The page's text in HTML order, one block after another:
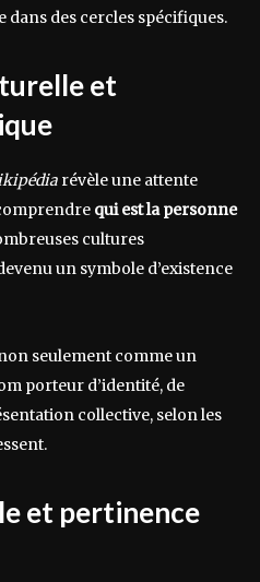
des cercles spécifiques.
et
révèle une attente
qui est la personne
cultures
un symbole d’existence
seulement comme un
porteur d’identité, de
collective, selon les
et pertinence